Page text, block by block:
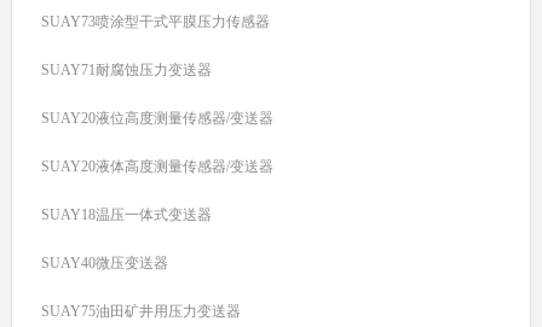
SUAY73喷涂型干式平膜压力传感器
SUAY71耐腐蚀压力变送器
SUAY20液位高度测量传感器/变送器
SUAY20液体高度测量传感器/变送器
SUAY18温压一体式变送器
SUAY40微压变送器
SUAY75油田矿井用压力变送器